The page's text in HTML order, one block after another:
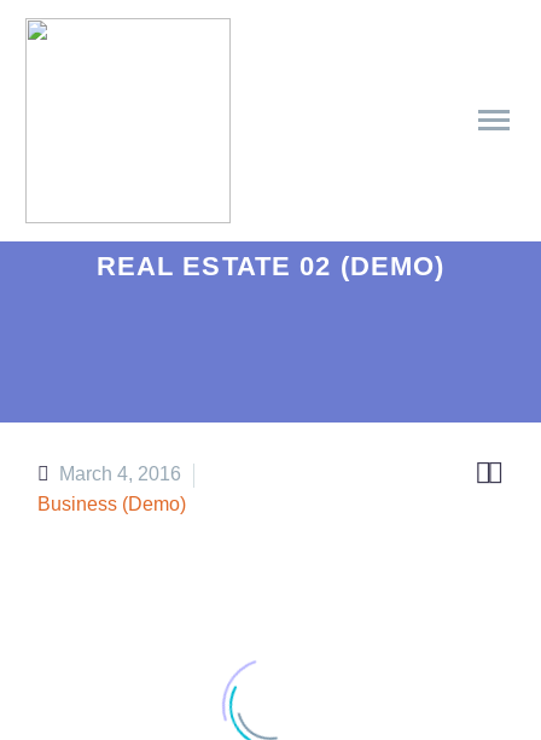
REAL ESTATE 02 (DEMO)

March 4, 2016
Business (Demo)